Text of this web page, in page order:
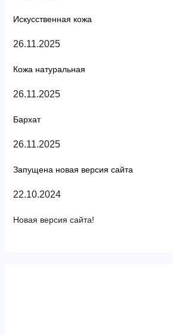
Искусственная кожа
26.11.2025
Кожа натуральная
26.11.2025
Бархат
26.11.2025
Запущена новая версия сайта
22.10.2024
Новая версия сайта!